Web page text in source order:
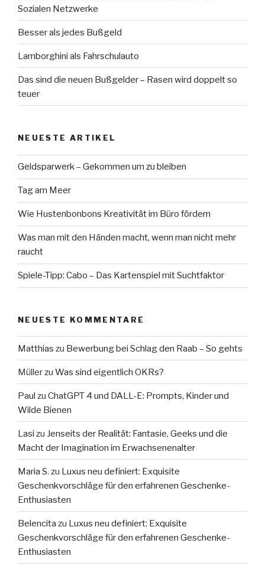
Sozialen Netzwerke
Besser als jedes Bußgeld
Lamborghini als Fahrschulauto
Das sind die neuen Bußgelder – Rasen wird doppelt so
teuer
NEUESTE ARTIKEL
Geldsparwerk – Gekommen um zu bleiben
Tag am Meer
Wie Hustenbonbons Kreativität im Büro fördern
Was man mit den Händen macht, wenn man nicht mehr
raucht
Spiele-Tipp: Cabo – Das Kartenspiel mit Suchtfaktor
NEUESTE KOMMENTARE
Matthias zu Bewerbung bei Schlag den Raab – So gehts
Müllerzu Was sind eigentlich OKRs?
Paul zu ChatGPT 4 und DALL-E: Prompts, Kinder und
Wilde Bienen
Lasi zu Jenseits der Realität: Fantasie, Geeks und die
Macht der Imagination im Erwachsenenalter
Maria S. zu Luxus neu definiert: Exquisite
Geschenkvorschläge für den erfahrenen Geschenke-
Enthusiasten
Belencita zu Luxus neu definiert: Exquisite
Geschenkvorschläge für den erfahrenen Geschenke-
Enthusiasten